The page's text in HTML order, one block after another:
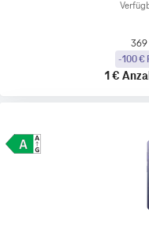
369
-100 €
1 €